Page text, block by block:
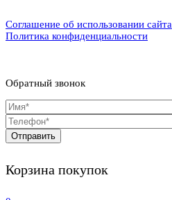
Соглашение об использовании сайта
Политика конфиденциальности
Обратный звонок
Корзина покупок